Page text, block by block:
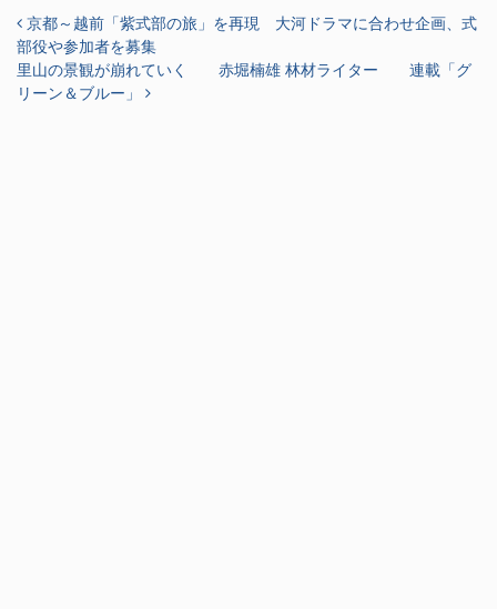
投稿ナビゲーション
京都～越前「紫式部の旅」を再現 大河ドラマに合わせ企画、式
部役や参加者を募集
里山の景観が崩れていく 赤堀楠雄 林材ライター 連載「グ
リーン＆ブルー」